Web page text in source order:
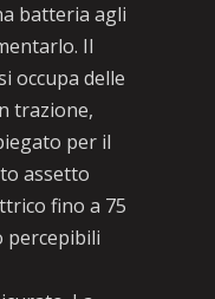
batteria agli
Il
occupa delle
trazione,
per il
assetto
fino a 75
percepibili